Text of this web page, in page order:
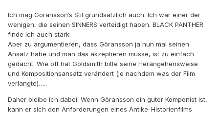
Ich mag Göransson‘s Stil grundsätzlich auch. Ich war einer der
wenigen, die seinen SINNERS verteidigt haben. BLACK PANTHER
finde ich auch stark.
Aber zu argumentieren, dass Göransson ja nun mal seinen
Ansatz habe und man das akzeptieren müsse, ist zu einfach
gedacht. Wie oft hat Goldsmith bitte seine Herangehensweise
und Kompositionsansatz verändert (je nachdem was der Film
verlangte)…..
Daher bleibe ich dabei: Wenn Göransson ein guter Komponist ist,
kann er sich den Anforderungen eines Antike-Historienfilms